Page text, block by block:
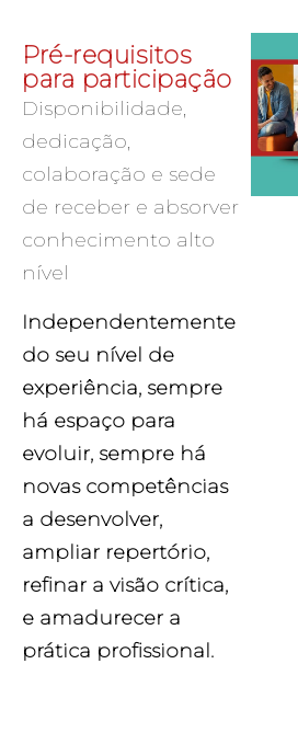
Pré-requisitos
para participação
Disponibilidade,
dedicação,
colaboração e sede
de receber e absorver
conhecimento alto
nível
Independentemente
do seu nível de
experiência, sempre
há espaço para
evoluir, sempre há
novas competências
a desenvolver,
ampliar repertório,
refinar a visão crítica,
e amadurecer a
prática profissional.